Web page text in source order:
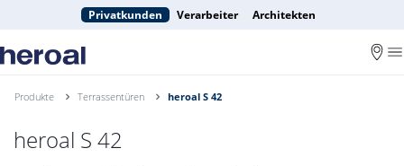
Privatkunden Verarbeiter Architekten
Produkte Terrassentüren heroal S 42
heroal S 42